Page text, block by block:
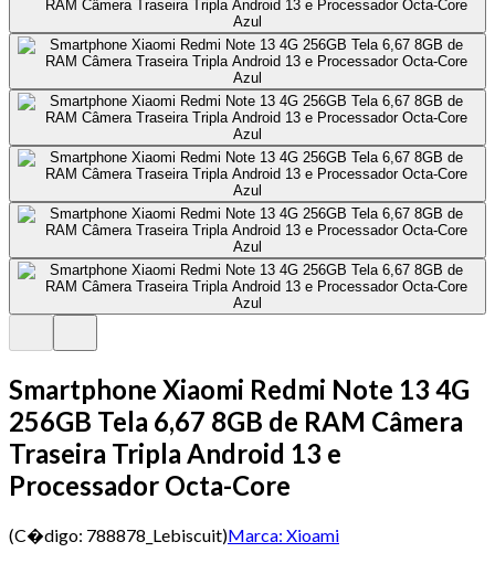
Smartphone Xiaomi Redmi Note 13 4G
256GB Tela 6,67 8GB de RAM Câmera
Traseira Tripla Android 13 e
Processador Octa-Core
(C�digo: 788878_Lebiscuit)Marca: Xioami